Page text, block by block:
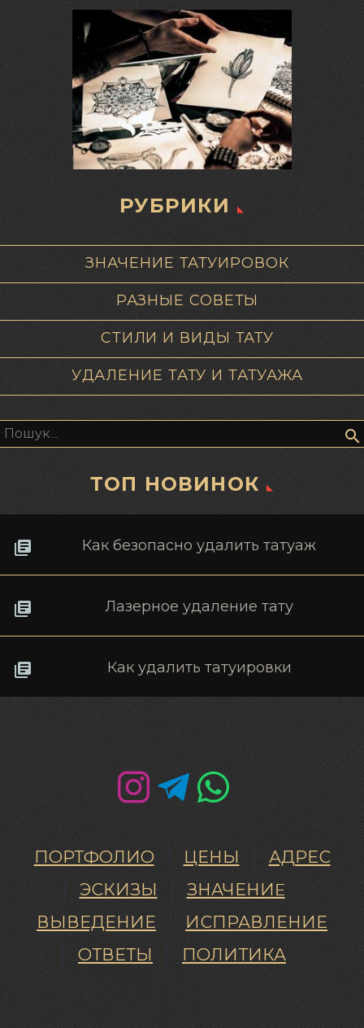
РУБРИКИ
ЗНАЧЕНИЕ ТАТУИРОВОК
РАЗНЫЕ СОВЕТЫ
СТИЛИ И ВИДЫ ТАТУ
УДАЛЕНИЕ ТАТУ И ТАТУАЖА
ТОП НОВИНОК
Как безопасно удалить татуаж
Лазерное удаление тату
Как удалить татуировки
ПОРТФОЛИО ЦЕНЫ
АДРЕС
ЭСКИЗЫ
ЗНАЧЕНИE
ВЫВЕДЕНИЕ
ИСПРАВЛЕНИЕ
ОТВЕТЫ
ПОЛИТИКА